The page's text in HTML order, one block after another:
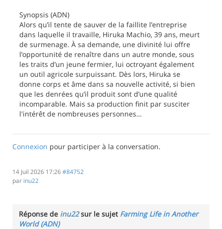
Synopsis (ADN)
Alors qu’il tente de sauver de la faillite l’entreprise
dans laquelle il travaille, Hiruka Machio, 39 ans, meurt
de surmenage. À sa demande, une divinité lui offre
l’opportunité de renaître dans un autre monde, sous
les traits d’un jeune fermier, lui octroyant également
un outil agricole surpuissant. Dès lors, Hiruka se
donne corps et âme dans sa nouvelle activité, si bien
que les denrées qu’il produit sont d’une qualité
incomparable. Mais sa production finit par susciter
l'intérêt de nombreuses personnes…
Connexion pour participer à la conversation.
14 Juil 2026 17:26#84752
par inu22
Réponse de inu22sur le sujet Farming Life in Another
World (ADN)